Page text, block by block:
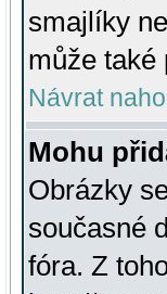
smajlíky
může také
Návrat
Mohu
Obrázky
současné
fóra. Z